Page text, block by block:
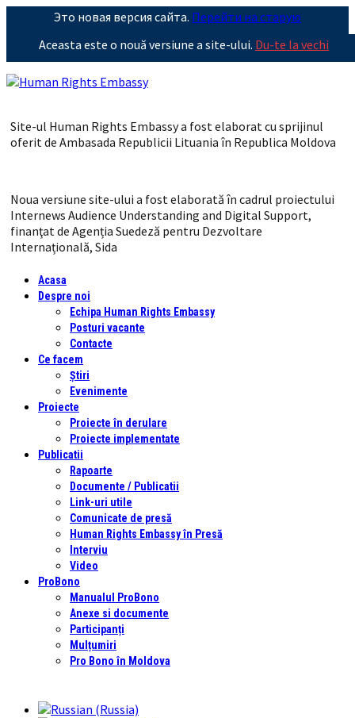
Это новая версия сайта. Перейти на старую
Aceasta este o nouă versiune a site-ului. Du-te la vechi
Site-ul Human Rights Embassy a fost elaborat cu sprijinul
oferit de Ambasada Republicii Lituania în Republica Moldova
Noua versiune site-ului a fost elaborată în cadrul proiectului
Internews Audience Understanding and Digital Support,
finanţat de Agenția Suedeză pentru Dezvoltare
Internațională, Sida
Acasa
Despre noi
Echipa Human Rights Embassy
Posturi vacante
Contacte
Ce facem
Știri
Evenimente
Proiecte
Proiecte în derulare
Proiecte implementate
Publicatii
Rapoarte
Documente / Publicatii
Link-uri utile
Comunicate de presă
Human Rights Embassy în Presă
Interviu
Video
ProBono
Manualul ProBono
Anexe si documente
Participanți
Mulțumiri
Pro Bono în Moldova